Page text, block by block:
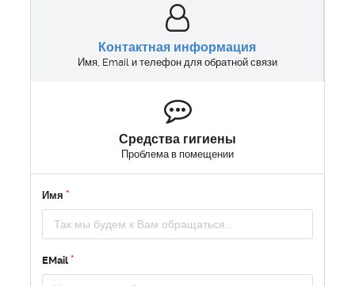
Контактная информация
Имя, Email и телефон для обратной связи
Средства гигиены
Проблема в помещении
Имя
EMail